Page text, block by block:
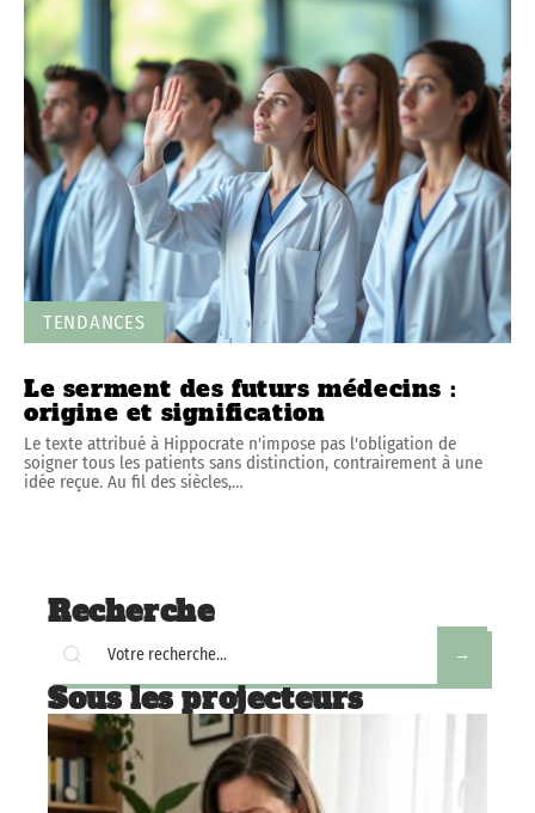
TENDANCES
Le serment des futurs médecins :
origine et signification
Le texte attribué à Hippocrate n'impose pas l'obligation de
soigner tous les patients sans distinction, contrairement à une
idée reçue. Au fil des siècles,…
Recherche
Sous les projecteurs